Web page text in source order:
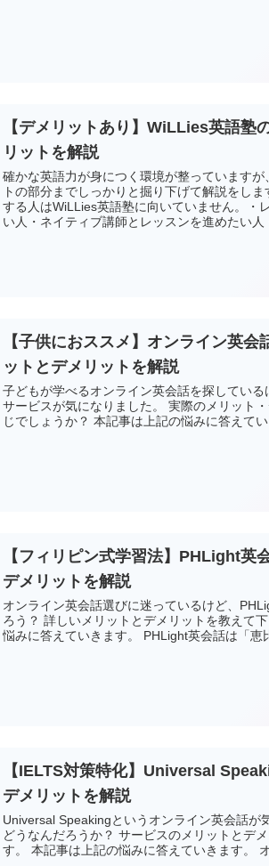
【デメリットあり】WiLLies英語塾
リットを解説
確かな英語力が身につく環境が整っていますが
トの部分までしっかりと掘り下げて解説をし
する人はWiLLies英語塾に向いていません。・
い人・ネイティブ講師とレッスンを進めたい人
【子供におススメ】オンライン英
ットとデメリットを解説
子どもが学べるオンライン英会話を探している
サービスが気になりました。 実際のメリット
じでしょうか？ 本記事は上記の悩みに答えてい
【フィリピン式学習法】PHLight英
デメリットを解説
オンライン英会話選びに迷っているけど、
ろう？ 詳しいメリットとデメリットを教えて
悩みに答えていきます。 PHLight英会話は「恵
【IELTS対策特化】Universal
デメリットを解説
Universal Speakingというオンライン英会話が
どうなんだろうか？ サービスのメリットとデ
す。 本記事は上記の悩みに答えていきます。 オ